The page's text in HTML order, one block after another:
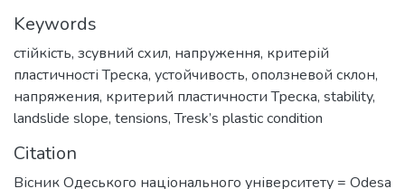
Keywords
стійкість, зсувний схил, напруження, критерій
пластичності Треска, устойчивость, оползневой склон,
напряжения, критерий пластичности Треска, stability,
landslide slope, tensions,Tresk’s plastic condition
Citation
Вісник Одеського національного університету = Odesa